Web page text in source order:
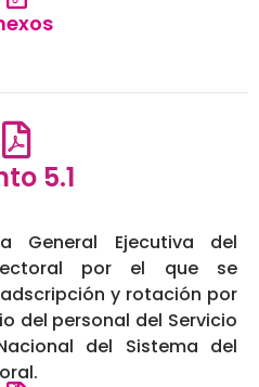
5.1
General Ejecutiva del
por el que se
y rotación por
del personal del Servicio
del Sistema del